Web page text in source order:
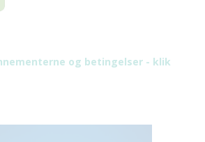
og betingelser - klik